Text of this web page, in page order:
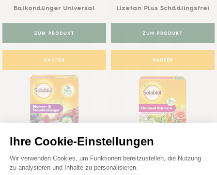
Balkondünger Universal
ZUM PRODUKT
KAUFEN
Lizetan Plus Schädlingsfrei
ZUM PRODUKT
KAUFEN
Solabiol
Blumen- und
Solabiol